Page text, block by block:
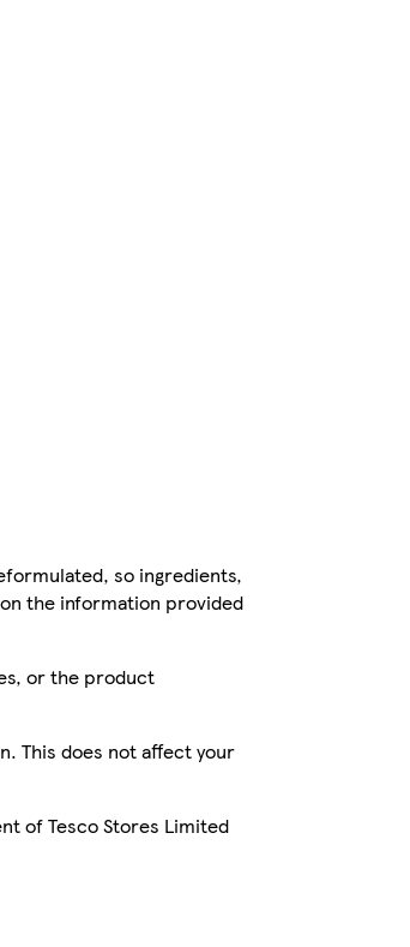
so ingredients,
the information provided
or the product
This does not affect your
of Tesco Stores Limited